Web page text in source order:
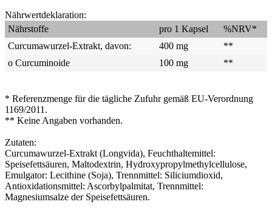
Nährwertdeklaration:
Nährstoffe
pro 1 Kapsel
%NRV*
Curcumawurzel-Extrakt, davon:
400 mg
**
o Curcuminoide
100 mg **
* Referenzmenge für die tägliche Zufuhr gemäß EU-Verordnung
1169/2011.
** Keine Angaben vorhanden.
Zutaten:
Curcumawurzel-Extrakt (Longvida), Feuchthaltemittel:
Speisefettsäuren, Maltodextrin, Hydroxypropylmethylcellulose,
Emulgator: Lecithine (Soja), Trennmittel: Siliciumdioxid,
Antioxidationsmittel: Ascorbylpalmitat, Trennmittel:
Magnesiumsalze der Speisefettsäuren.